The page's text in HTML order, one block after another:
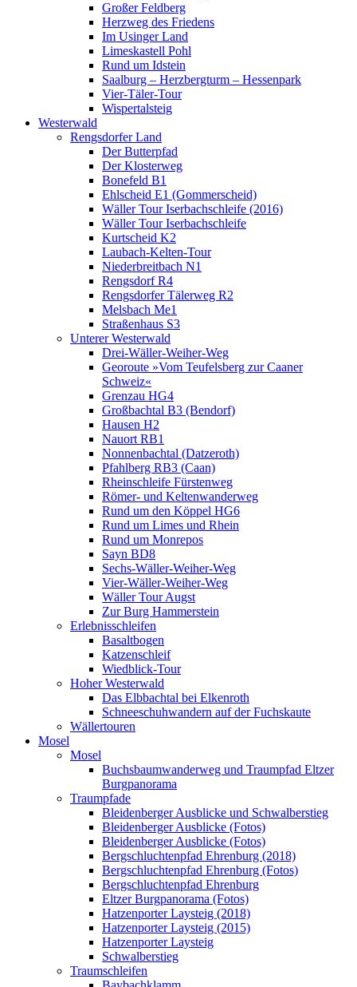
Großer Feldberg
Herzweg des Friedens
Im Usinger Land
Limeskastell Pohl
Rund um Idstein
Saalburg – Herzbergturm – Hessenpark
Vier-Täler-Tour
Wispertalsteig
Westerwald
Rengsdorfer Land
Der Butterpfad
Der Klosterweg
Bonefeld B1
Ehlscheid E1 (Gommerscheid)
Wäller Tour Iserbachschleife (2016)
Wäller Tour Iserbachschleife
Kurtscheid K2
Laubach-Kelten-Tour
Niederbreitbach N1
Rengsdorf R4
Rengsdorfer Tälerweg R2
Melsbach Me1
Straßenhaus S3
Unterer Westerwald
Drei-Wäller-Weiher-Weg
Georoute »Vom Teufelsberg zur Caaner
Schweiz«
Grenzau HG4
Großbachtal B3 (Bendorf)
Hausen H2
Nauort RB1
Nonnenbachtal (Datzeroth)
Pfahlberg RB3 (Caan)
Rheinschleife Fürstenweg
Römer- und Keltenwanderweg
Rund um den Köppel HG6
Rund um Limes und Rhein
Rund um Monrepos
Sayn BD8
Sechs-Wäller-Weiher-Weg
Vier-Wäller-Weiher-Weg
Wäller Tour Augst
Zur Burg Hammerstein
Erlebnisschleifen
Basaltbogen
Katzenschleif
Wiedblick-Tour
Hoher Westerwald
Das Elbbachtal bei Elkenroth
Schneeschuhwandern auf der Fuchskaute
Wällertouren
Mosel
Mosel
Buchsbaumwanderweg und Traumpfad Eltzer
Burgpanorama
Traumpfade
Bleidenberger Ausblicke und Schwalberstieg
Bleidenberger Ausblicke (Fotos)
Bleidenberger Ausblicke (Fotos)
Bergschluchtenpfad Ehrenburg (2018)
Bergschluchtenpfad Ehrenburg (Fotos)
Bergschluchtenpfad Ehrenburg
Eltzer Burgpanorama (Fotos)
Hatzenporter Laysteig (2018)
Hatzenporter Laysteig (2015)
Hatzenporter Laysteig
Schwalberstieg
Traumschleifen